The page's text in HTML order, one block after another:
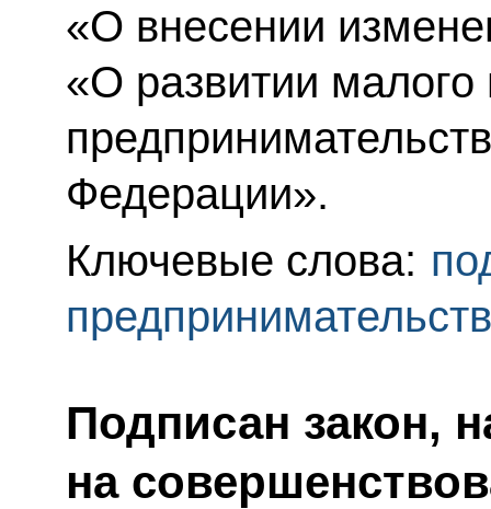
«О внесении
«О развитии малого
Федерации».
Ключевые слова:
Подписан закон,
на